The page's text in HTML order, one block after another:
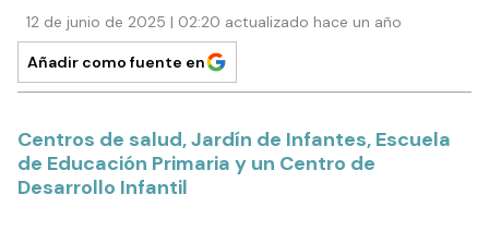
12 de junio de 2025 | 02:20 actualizado hace un año
Añadir como fuente en
Centros de salud, Jardín de Infantes, Escuela
de Educación Primaria y un Centro de
Desarrollo Infantil